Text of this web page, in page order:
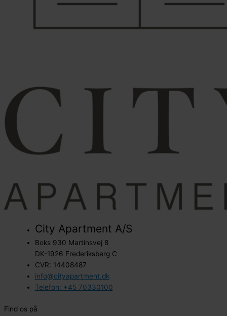
City Apartment A/S
Boks 930 Martinsvej 8
DK-1926 Frederiksberg C
CVR: 14408487
info@cityapartment.dk
Telefon: +45 70330100
Find os på